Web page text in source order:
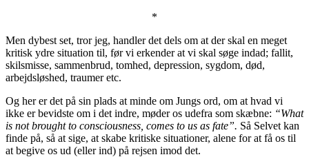
*
Men dybest set, tror jeg, handler det dels om at der skal en meget
kritisk ydre situation til, før vi erkender at vi skal søge indad; fallit,
skilsmisse, sammenbrud, tomhed, depression, sygdom, død,
arbejdsløshed, traumer etc.
Og her er det på sin plads at minde om Jungs ord, om at hvad vi
ikke er bevidste om i det indre, møder os udefra som skæbne: “What
is not brought to consciousness, comes to us as fate”. Så Selvet kan
finde på, så at sige, at skabe kritiske situationer, alene for at få os til
at begive os ud (eller ind) på rejsen imod det.